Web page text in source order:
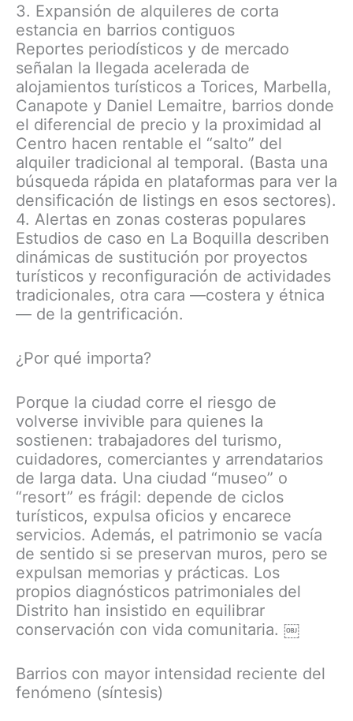
3. Expansión de alquileres de corta
estancia en barrios contiguos
Reportes periodísticos y de mercado
señalan la llegada acelerada de
alojamientos turísticos a Torices, Marbella,
Canapote y Daniel Lemaitre, barrios donde
el diferencial de precio y la proximidad al
Centro hacen rentable el “salto” del
alquiler tradicional al temporal. (Basta una
búsqueda rápida en plataformas para ver la
densificación de listings en esos sectores).
4. Alertas en zonas costeras populares
Estudios de caso en La Boquilla describen
dinámicas de sustitución por proyectos
turísticos y reconfiguración de actividades
tradicionales, otra cara —costera y étnica
— de la gentrificación.
¿Por qué importa?
Porque la ciudad corre el riesgo de
volverse invivible para quienes la
sostienen: trabajadores del turismo,
cuidadores, comerciantes y arrendatarios
de larga data. Una ciudad “museo” o
“resort” es frágil: depende de ciclos
turísticos, expulsa oficios y encarece
servicios. Además, el patrimonio se vacía
de sentido si se preservan muros, pero se
expulsan memorias y prácticas. Los
propios diagnósticos patrimoniales del
Distrito han insistido en equilibrar
conservación con vida comunitaria. ￼
Barrios con mayor intensidad reciente del
fenómeno (síntesis)